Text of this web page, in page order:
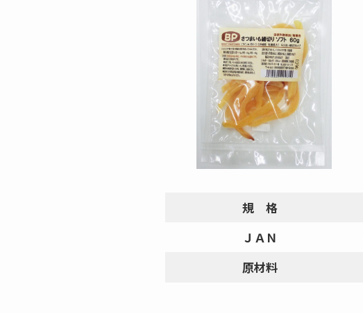
規 格
ＪＡＮ
原材料